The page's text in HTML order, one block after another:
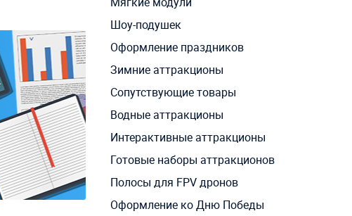
Шоу-подушек
Оформление праздников
Зимние аттракционы
Сопутствующие товары
Водные аттракционы
Интерактивные аттракционы
Готовые наборы аттракционов
Полосы для FPV дронов
Оформление ко Дню Победы